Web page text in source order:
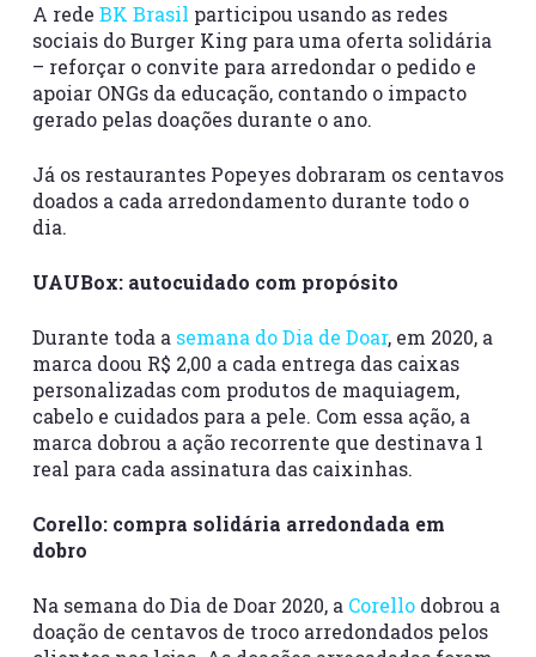
A rede BK Brasil participou usando as redes
sociais do Burger King para uma oferta solidária
– reforçar o convite para arredondar o pedido e
apoiar ONGs da educação, contando o impacto
gerado pelas doações durante o ano.
Já os restaurantes Popeyes dobraram os centavos
doados a cada arredondamento durante todo o
dia.
UAUBox: autocuidado com propósito
Durante toda a semana do Dia de Doar, em 2020, a
marca doou R$ 2,00 a cada entrega das caixas
personalizadas com produtos de maquiagem,
cabelo e cuidados para a pele. Com essa ação, a
marca dobrou a ação recorrente que destinava 1
real para cada assinatura das caixinhas.
Corello: compra solidária arredondada em
dobro
Na semana do Dia de Doar 2020, a Corellodobrou a
doação de centavos de troco arredondados pelos